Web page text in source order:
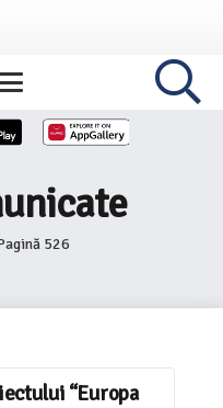
526
“Europa